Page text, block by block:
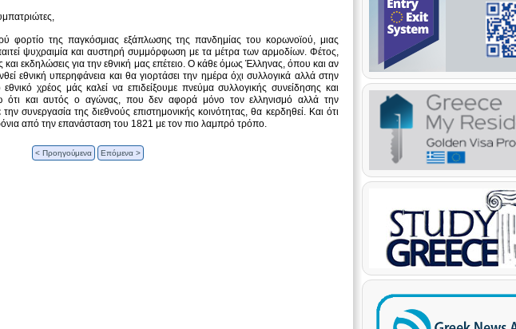
φορτίο της παγκόσμιας εξάπλωσης της πανδημίας του κορωνοϊού, μιας
ψυχραιμία και αυστηρή συμμόρφωση με τα μέτρα των αρμοδίων. Φέτος,
εκδηλώσεις για την εθνική μας επέτειο. Ο κάθε όμως Έλληνας, όπου και αν
εθνική υπερηφάνεια και θα γιορτάσει την ημέρα όχι συλλογικά αλλά στην
χρέος μάς καλεί να επιδείξουμε πνεύμα συλλογικής συνείδησης και
ότι και αυτός ο αγώνας, που δεν αφορά μόνο τον ελληνισμό αλλά την
συνεργασία της διεθνούς επιστημονικής κοινότητας, θα κερδηθεί. Και ότι
από την επανάσταση του 1821 με τον πιο λαμπρό τρόπο.
< Προηγούμενα Επόμενα >